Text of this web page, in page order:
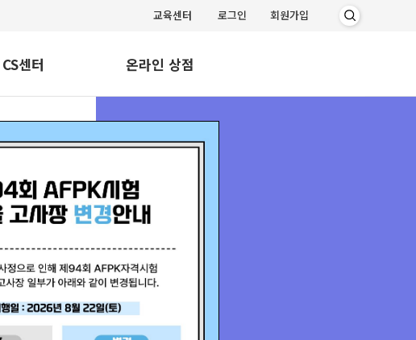
교육센터 로그인 회원가입
CS센터 온라인 상점
상품 리스트
장바구니